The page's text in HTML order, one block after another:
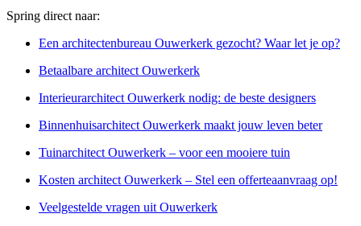
Spring direct naar:
Een architectenbureau Ouwerkerk gezocht? Waar let je op?
Betaalbare architect Ouwerkerk
Interieurarchitect Ouwerkerk nodig: de beste designers
Binnenhuisarchitect Ouwerkerk maakt jouw leven beter
Tuinarchitect Ouwerkerk – voor een mooiere tuin
Kosten architect Ouwerkerk – Stel een offerteaanvraag op!
Veelgestelde vragen uit Ouwerkerk